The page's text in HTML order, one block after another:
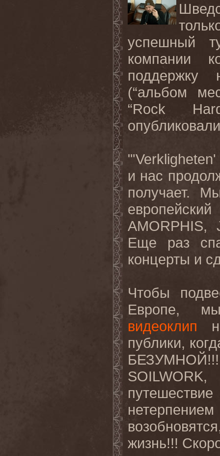
успешный
компании
(“альбом
“Rock
и нас
получает.
AMORPHIS,
Еще раз
концерты и
Чтобы
Европе,
видеоклип
публики,
SOILWORK,
жизнь!!!